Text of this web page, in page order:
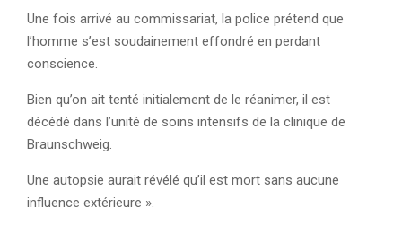
Une fois arrivé au commissariat, la police prétend que
l’homme s’est soudainement effondré en perdant
conscience.
Bien qu’on ait tenté initialement de le réanimer, il est
décédé dans l’unité de soins intensifs de la clinique de
Braunschweig.
Une autopsie aurait révélé qu’il est mort sans aucune
influence extérieure ».